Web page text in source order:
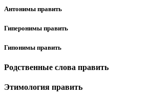
Антонимы править
Гиперонимы править
Гипонимы править
Родственные слова править
Этимология править